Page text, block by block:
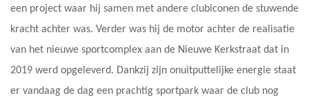
een project waar hij samen met andere clubiconen de stuwende
kracht achter was. Verder was hij de motor achter de realisatie
van het nieuwe sportcomplex aan de Nieuwe Kerkstraat dat in
2019 werd opgeleverd. Dankzij zijn onuitputtelijke energie staat
er vandaag de dag een prachtig sportpark waar de club nog